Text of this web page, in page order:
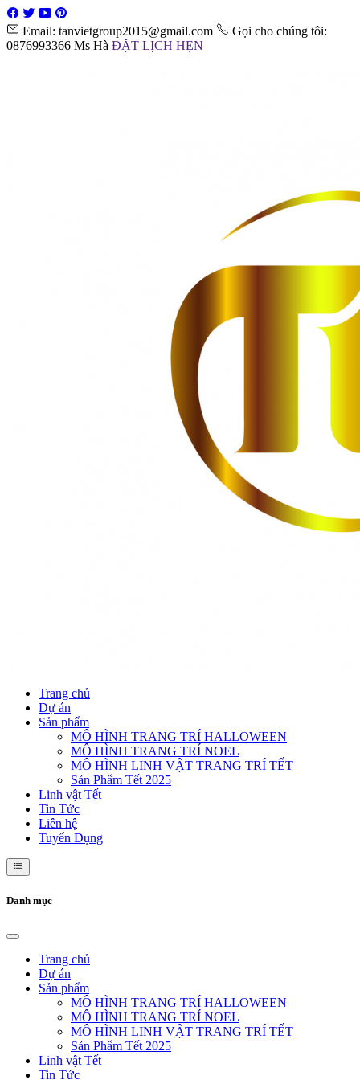
Email: tanvietgroup2015@gmail.com
Gọi cho chúng tôi:
0876993366 Ms Hà ĐẶT LỊCH HẸN
Trang chủ
Dự án
Sản phẩm
MÔ HÌNH TRANG TRÍ HALLOWEEN
MÔ HÌNH TRANG TRÍ NOEL
MÔ HÌNH LINH VẬT TRANG TRÍ TẾT
Sản Phẩm Tết 2025
Linh vật Tết
Tin Tức
Liên hệ
Tuyển Dụng
Danh mục
Trang chủ
Dự án
Sản phẩm
MÔ HÌNH TRANG TRÍ HALLOWEEN
MÔ HÌNH TRANG TRÍ NOEL
MÔ HÌNH LINH VẬT TRANG TRÍ TẾT
Sản Phẩm Tết 2025
Linh vật Tết
Tin Tức